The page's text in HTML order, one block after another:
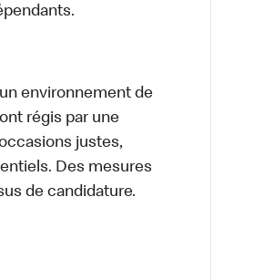
environnement de
régis par une
justes,
Des mesures
de candidature.